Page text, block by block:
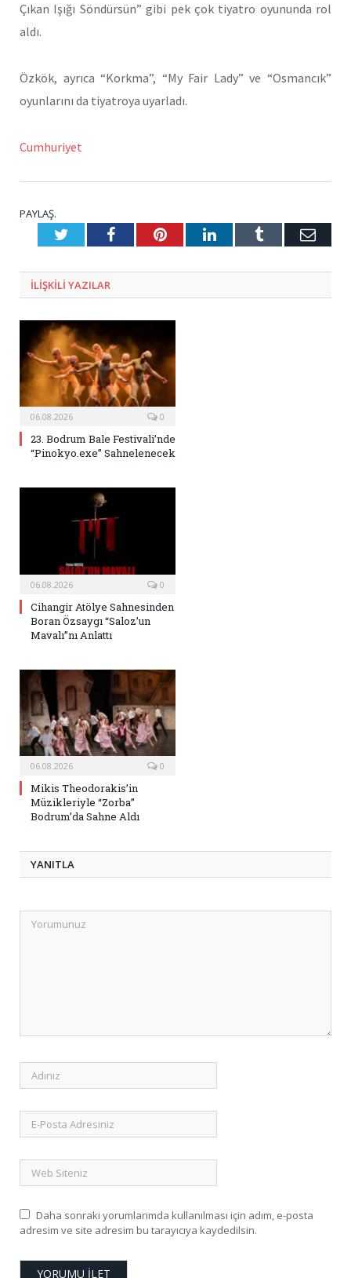
Çıkan Işığı Söndürsün” gibi pek çok tiyatro oyununda rol
aldı.
Özkök, ayrıca “Korkma”, “My Fair Lady” ve “Osmancık”
oyunlarını da tiyatroya uyarladı.
Cumhuriyet
PAYLAŞ.
TwitterFacebookPinterestLinkedInTumblr E-
ILIŞKILI YAZILAR
06.08.2026 0
23. Bodrum Bale Festivali’nde
“Pinokyo.exe” Sahnelenecek
06.08.2026 0
Cihangir Atölye Sahnesinden
Boran Özsaygı “Saloz’un
Mavalı”nı Anlattı
06.08.2026 0
Mikis Theodorakis’in
Müzikleriyle “Zorba”
Bodrum’da Sahne Aldı
YANITLA
Daha sonraki yorumlarımda kullanılması için adım, e-posta
adresim ve site adresim bu tarayıcıya kaydedilsin.